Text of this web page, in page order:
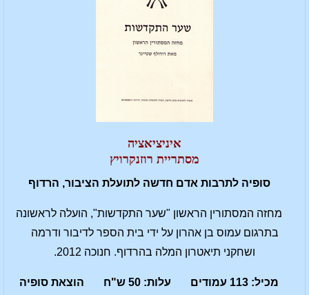
איניציאציה
מסתריית רוזנקרויץ
סופיה לתרבות אדם חדשה לתועלת הציבור, הרדוף
מחזה המסתורין הראשון "שער התקדשות", הועלה לראשונה
בתרגום עמוס בן אהרון על ידי בית הספר לדיבור ודרמה
ושחקני תיאטרון המלה בהרדוף. חנוכה 2012.
מכיל: 113 עמודים עלות: 50 ש"ח הוצאת סופיה